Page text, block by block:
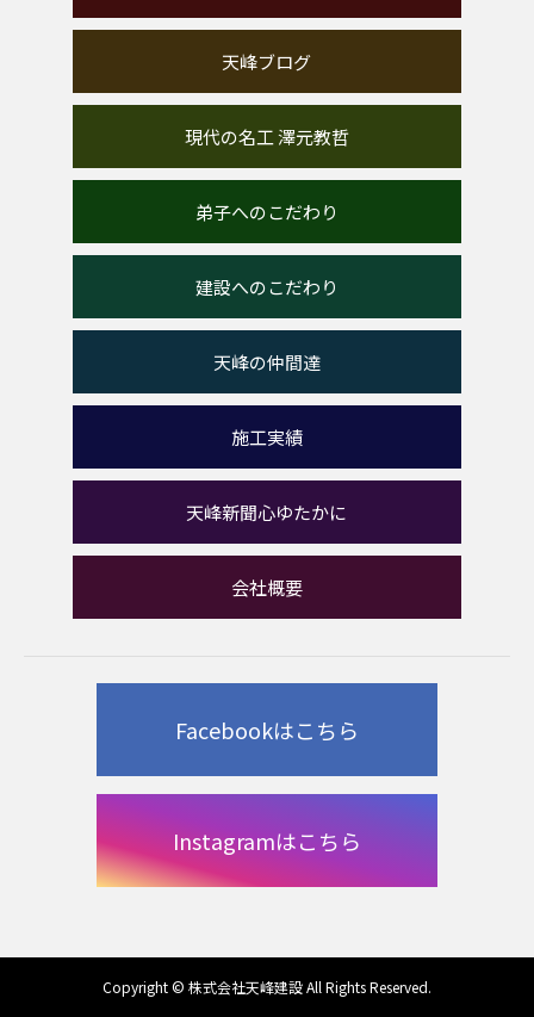
天峰ブログ
現代の名工 澤元教哲
弟子へのこだわり
建設へのこだわり
天峰の仲間達
施工実績
天峰新聞心ゆたかに
会社概要
Facebookはこちら
Instagramはこちら
Copyright © 株式会社天峰建設 All Rights Reserved.